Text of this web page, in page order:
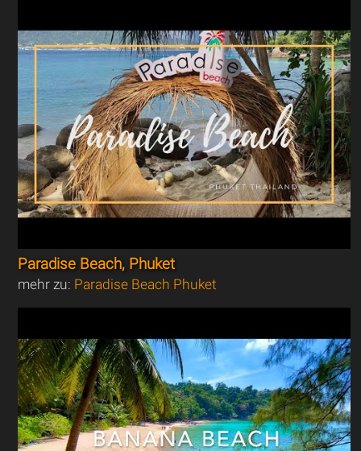
Paradise Beach, Phuket
mehr zu: Paradise Beach Phuket